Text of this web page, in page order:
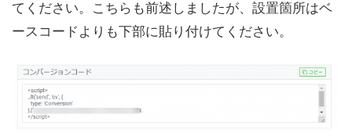
てください。こちらも前述しましたが、設置箇所はベ
ースコードよりも下部に貼り付けてください。